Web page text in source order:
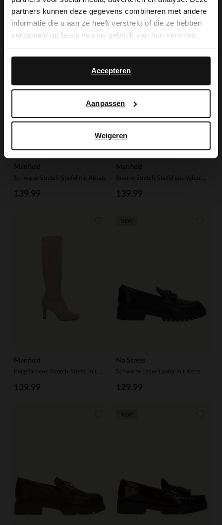
partners kunnen deze gegevens combineren met andere
informatie die u aan ze heeft verstrekt of die ze hebben
verzameld op basis van uw gebruik van hun services.
Accepteren
Aanpassen
Weigeren
Manfield
Schwarze Stretch-Stiefel mit Absatz
139.99
Manfield
Braune Stretch-Stiefel aus Velourslederimitat
139.99
Manfield
139.99
No Stress
Schwarze Leder-Loafer mit Kette
129.99
It looks like your language isn't Dutch. Would
you like to switch to English?
English